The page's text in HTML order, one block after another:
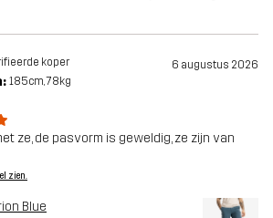
koper 6 augustus 2026
185cm, 78kg
ze, de pasvorm is geweldig, ze zijn van
zien.
Blue